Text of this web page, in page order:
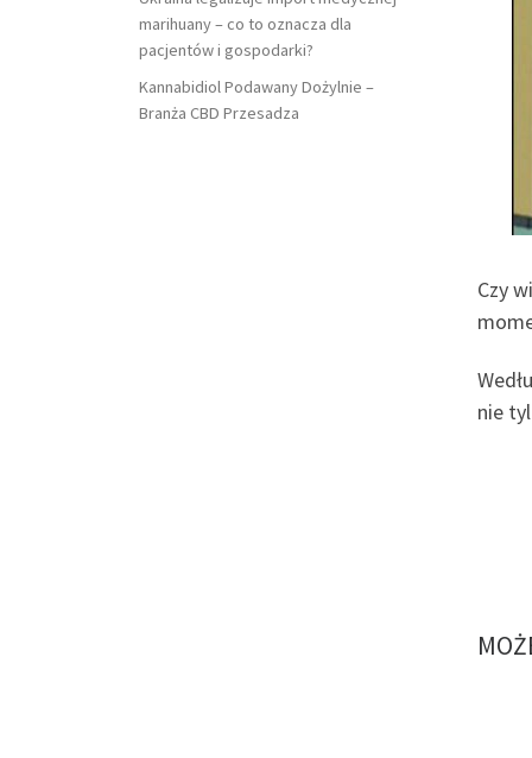
Czy
nie
marihuany – co to oznacza dla
pacjentów i gospodarki?
Kannabidiol Podawany Dożylnie –
Branża CBD Przesadza